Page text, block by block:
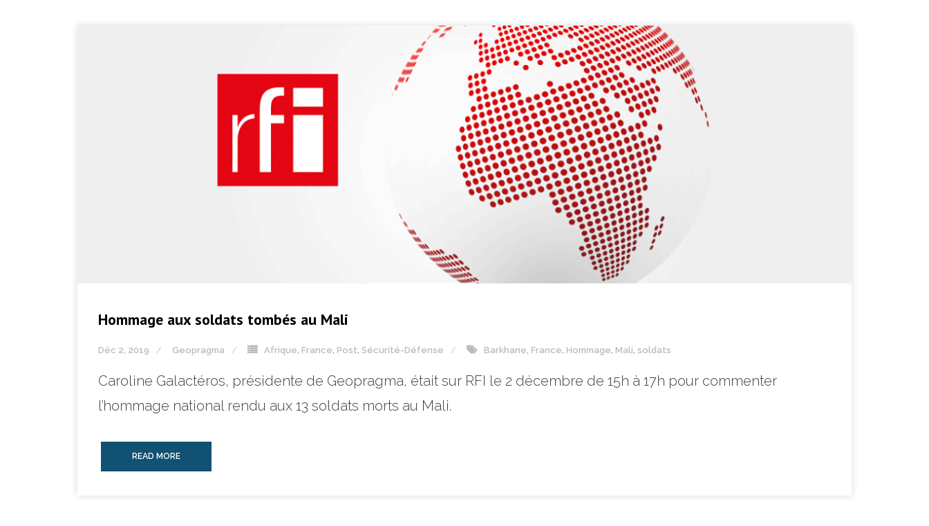
Hommage aux soldats tombés au Mali
Déc 2, 2019 Geopragma Afrique France Post Sécurité-Défense Barkhane France Hommage Mali soldats
Caroline Galactéros, présidente de Geopragma, était sur RFI le 2 décembre de 15h à 17h pour commenter
l’hommage national rendu aux 13 soldats morts au Mali.
READ MORE